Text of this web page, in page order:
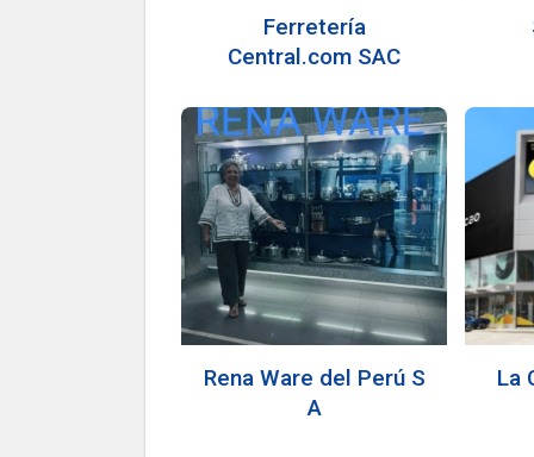
Ferretería
Central.com SAC
Rena Ware del Perú S
A
La